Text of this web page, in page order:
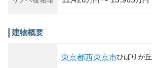
建物概要
東京都西東京市ひばりが丘